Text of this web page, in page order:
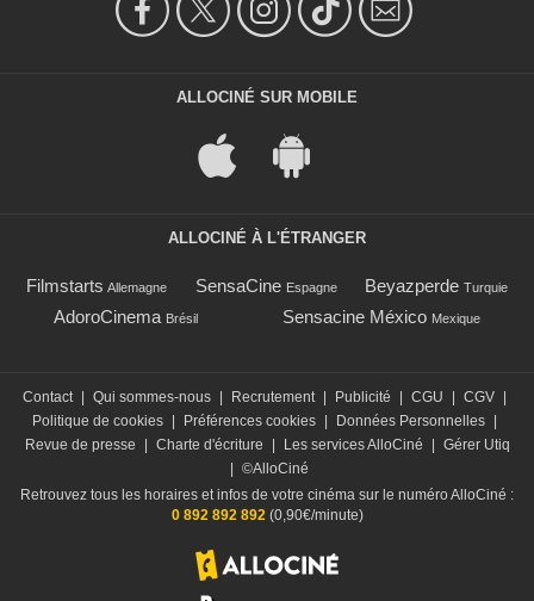
ALLOCINÉ SUR MOBILE
ALLOCINÉ À L'ÉTRANGER
Filmstarts Allemagne SensaCine Espagne Beyazperde Turquie
AdoroCinema Brésil Sensacine México Mexique
Contact | Qui sommes-nous | Recrutement | Publicité | CGU | CGV |
Politique de cookies | Préférences cookies | Données Personnelles |
Revue de presse
| Charte d'écriture | Les services AlloCiné | Gérer Utiq
| ©AlloCiné
Retrouvez tous les horaires et infos de votre cinéma sur le numéro AlloCiné :
0 892 892 892 (0,90€/minute)